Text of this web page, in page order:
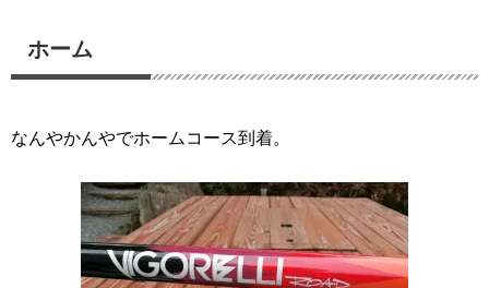
ホーム
なんやかんやでホームコース到着。